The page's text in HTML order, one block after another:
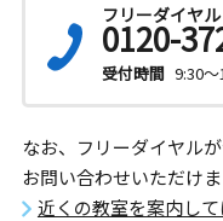
フリーダイヤル
0120-
受付時間 9:30～
なお、フリーダイヤル
お問い合わせいただけま
近くの教室を案内し